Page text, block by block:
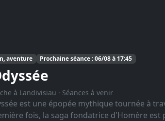
aventure Prochaine séance : 06/08 à 17:45
à Landivisiau · Séances à venir
est une épopée mythique tournée à
fois, la saga fondatrice d'Homère